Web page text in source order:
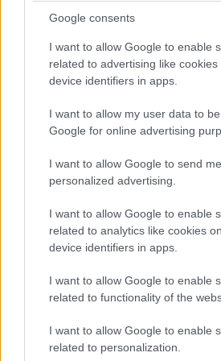
Google consents
I want to allow Google to enable
related to advertising like
device identifiers in apps.
I want to allow my user data to
Google for online advertising
I want to allow Google to send me
personalized advertising.
I want to allow Google to enable
related to analytics like cookies
device identifiers in apps.
I want to allow Google to enable
related to functionality of the
I want to allow Google to enable
related to personalization.
que encuentra en Sigüenza el
transcurrieron algunos de sus
decisivos.
A lo largo de todo el fin de
talleres infantiles, actividades
música y animación permanente
del casco histórico, consolidando
pensadas para todos los públicos.
Un proyecto de ciudad
un cuarto de siglo
Las Jornadas Medievales son hoy